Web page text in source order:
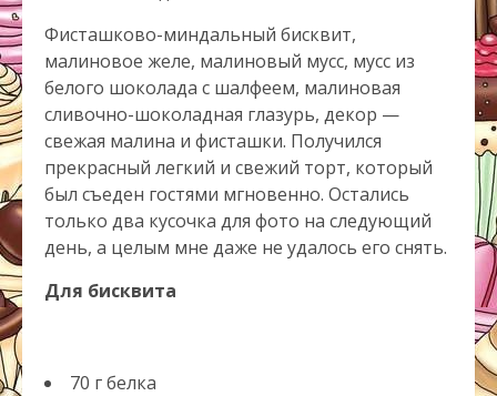
Фисташково-миндальный бисквит,
малиновое желе, малиновый мусс, мусс из
белого шоколада с шалфеем, малиновая
сливочно-шоколадная глазурь, декор —
свежая малина и фисташки. Получился
прекрасный легкий и свежий торт, который
был съеден гостями мгновенно. Остались
только два кусочка для фото на следующий
день, а целым мне даже не удалось его снять.
Для бисквита
70 г белка